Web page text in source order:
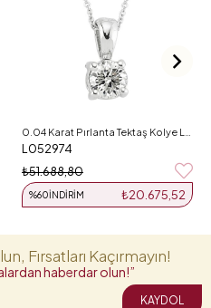
L052974
₺20.675,52
%60İNDIRIM
₺51.688,80
Fırsatları Kaçırmayın!
haberdar olun!”
KAYDOL